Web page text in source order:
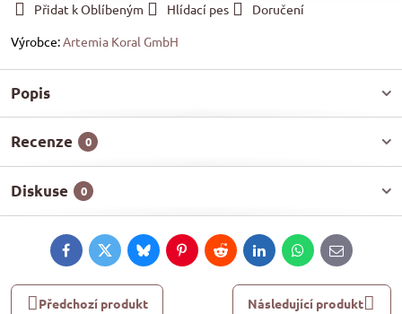
Přidat k Oblíbeným Hlídací pes
Doručení
Výrobce:Artemia Koral GmbH
Popis
Recenze 0
Diskuse 0
FacebookTwitterBlueskyPinterestRedditLinkedInWhatsApp
E-
mail
Předchozí produkt Následující produkt